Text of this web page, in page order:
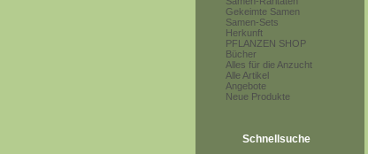
Gekeimte Samen
Samen-Sets
Herkunft
PFLANZEN SHOP
Bücher
Alles für die Anzucht
Alle Artikel
Angebote
Neue Produkte
Schnellsuche